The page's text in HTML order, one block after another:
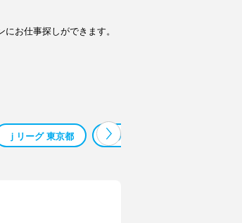
お仕事探しができます。
ｊリーグ 東京都 ｊリーグ 千葉県